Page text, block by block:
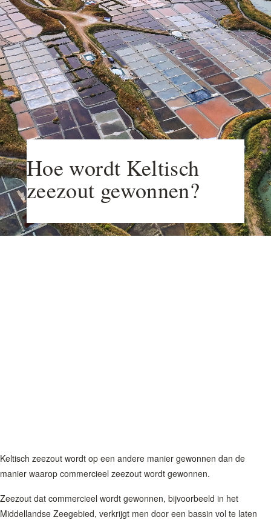
Hoe wordt Keltisch
zeezout gewonnen?
Keltisch zeezout wordt op een andere manier gewonnen dan de
manier waarop commercieel zeezout wordt gewonnen.
Zeezout dat commercieel wordt gewonnen, bijvoorbeeld in het
Middellandse Zeegebied, verkrijgt men door een bassin vol te laten